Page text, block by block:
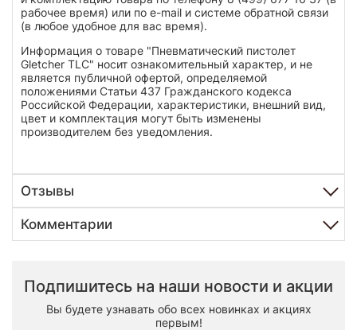
рабочее время) или по e-mail и системе обратной связи
(в любое удобное для вас время).
Информация о товаре "Пневматический пистолет
Gletcher TLC" носит ознакомительный характер, и не
является публичной офертой, определяемой
положениями Статьи 437 Гражданского кодекса
Российской Федерации, характеристики, внешний вид,
цвет и комплектация могут быть изменены
производителем без уведомления.
Отзывы
Комментарии
Подпишитесь на наши новости и акции
Вы будете узнавать обо всех новинках и акциях
первым!